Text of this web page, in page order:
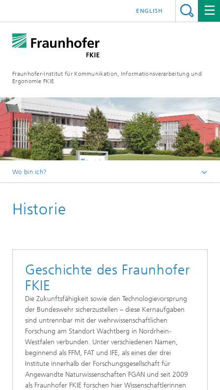
Fraunhofer-Institut für Kommunikation, Informationsverarbeitung und
Ergonomie FKIE
ENGLISH
Wo bin ich?
Über uns
Historie
Geschichte des Fraunhofer
FKIE
Die Zukunftsfähigkeit sowie den Technologievorsprung
der Bundeswehr sicherzustellen – diese Kernaufgaben
sind untrennbar mit der wehrwissenschaftlichen
Forschung am Standort Wachtberg in Nordrhein-
Westfalen verbunden. Unter verschiedenen Namen,
beginnend als FFM, FAT und IFE, als eines der drei
Institute innerhalb der Forschungsgesellschaft für
Angewandte Naturwissenschaften FGAN und seit 2009
als Fraunhofer FKIE forschen hier Wissenschaftlerinnen